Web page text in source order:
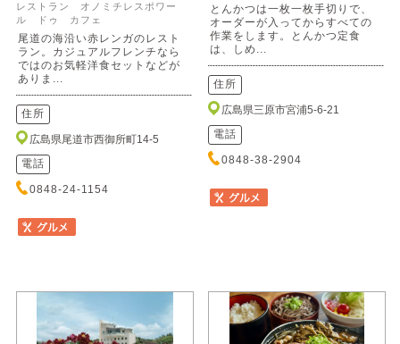
レストラン オノミチレスポワー
ル ドゥ カフェ
尾道の海沿い赤レンガのレスト
ラン。カジュアルフレンチなら
ではのお気軽洋食セットなどが
ありま...
住所
広島県尾道市西御所町14-5
電話
0848-24-1154
とんかつは一枚一枚手切りで、
オーダーが入ってからすべての
作業をします。とんかつ定食
は、しめ...
住所
広島県三原市宮浦5-6-21
電話
0848-38-2904